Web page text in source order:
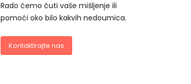
Rado ćemo čuti vaše mišljenje ili
pomoći oko bilo kakvih nedoumica.
Kontaktirajte nas